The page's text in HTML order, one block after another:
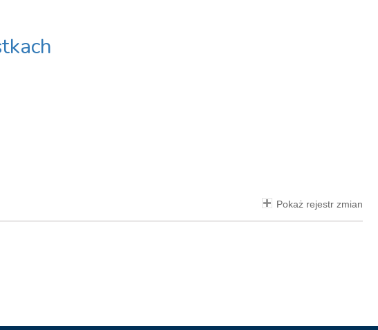
Pokaż rejestr zmian